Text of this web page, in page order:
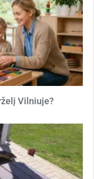
Vilniuje?